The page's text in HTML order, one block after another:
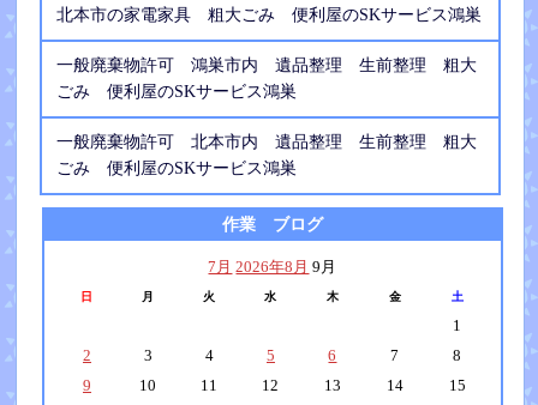
北本市の家電家具 粗大ごみ 便利屋のSKサービス鴻巣
一般廃棄物許可 鴻巣市内 遺品整理 生前整理 粗大
ごみ 便利屋のSKサービス鴻巣
一般廃棄物許可 北本市内 遺品整理 生前整理 粗大
ごみ 便利屋のSKサービス鴻巣
作業 ブログ
7月 2026年8月 9月
日 月 火 水 木 金 土
1
2
3 4 5 6 7
8
9
10 11 12 13 14
15